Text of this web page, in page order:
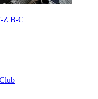
Z В-С